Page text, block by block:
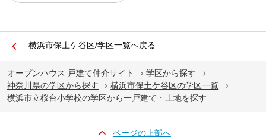
横浜市保土ケ谷区/学区一覧へ戻る
オープンハウス 戸建て仲介サイト
学区から探す
神奈川県の学区から探す
横浜市保土ケ谷区の学区一覧
横浜市立桜台小学校の学区から一戸建て・土地を探す
ページの上部へ